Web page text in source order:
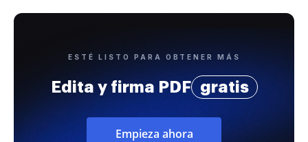
ESTÉ LISTO PARA OBTENER MÁS
Edita y firma PDF gratis
Empieza ahora